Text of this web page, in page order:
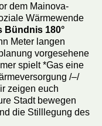
dem Mainova-
Wärmewende
Bündnis 180°
Meter langen
vorgesehene
spielt *Gas eine
/–/
zeigen euch
Stadt bewegen
die Stilllegung des